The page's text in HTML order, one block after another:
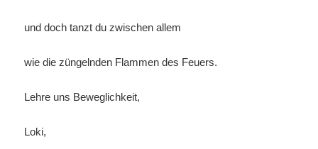
und doch tanzt du zwischen allem
wie die züngelnden Flammen des Feuers.
Lehre uns Beweglichkeit,
Loki,